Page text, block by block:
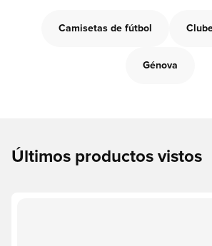
Camisetas de fútbol
Génova
Últimos productos vistos